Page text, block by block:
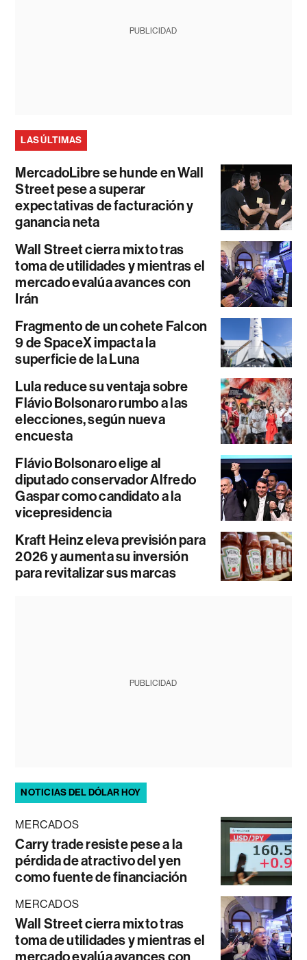
PUBLICIDAD
LAS ÚLTIMAS
MercadoLibre se hunde en Wall
Street pese a superar
expectativas de facturación y
ganancia neta
Wall Street cierra mixto tras
toma de utilidades y mientras el
mercado evalúa avances con
Irán
Fragmento de un cohete Falcon
9 de SpaceX impacta la
superficie de la Luna
Lula reduce su ventaja sobre
Flávio Bolsonaro rumbo a las
elecciones, según nueva
encuesta
Flávio Bolsonaro elige al
diputado conservador Alfredo
Gaspar como candidato a la
vicepresidencia
Kraft Heinz eleva previsión para
2026 y aumenta su inversión
para revitalizar sus marcas
PUBLICIDAD
NOTICIAS DEL DÓLAR HOY
MERCADOS
Carry trade resiste pese a la
pérdida de atractivo del yen
como fuente de financiación
MERCADOS
Wall Street cierra mixto tras
toma de utilidades y mientras el
mercado evalúa avances con